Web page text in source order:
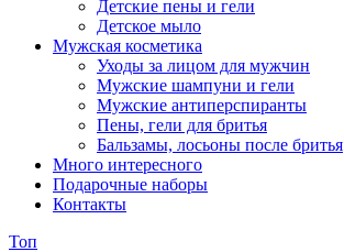
Детские пены и гели
Детское мыло
Мужская косметика
Уходы за лицом для мужчин
Мужские шампуни и гели
Мужские антиперспиранты
Пены, гели для бритья
Бальзамы, лосьоны после бритья
Много интересного
Подарочные наборы
Контакты
Топ